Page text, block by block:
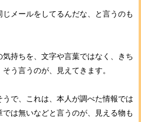
メールをしてるんだな、と言うのも
持ちを、文字や言葉ではなく、きち
う言うのが、見えてきます。
で、これは、本人が調べた情報では
は無いなどと言うのが、見える物も